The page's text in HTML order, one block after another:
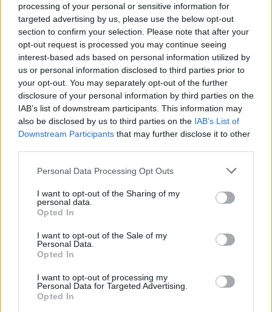
processing of your personal or sensitive information for
targeted advertising by us, please use the below opt-out
section to confirm your selection. Please note that after your
opt-out request is processed you may continue seeing
interest-based ads based on personal information utilized by
us or personal information disclosed to third parties prior to
your opt-out. You may separately opt-out of the further
disclosure of your personal information by third parties on the
IAB’s list of downstream participants. This information may
also be disclosed by us to third parties on the IAB’s List of
Downstream Participants that may further disclose it to other
Personal Data Processing Opt Outs
I want to opt-out of the Sharing of my
personal data.
Opted In
I want to opt-out of the Sale of my
Personal Data.
Opted In
I want to opt-out of processing my
Personal Data for Targeted Advertising.
Opted In
apgynė čempionų vardą
Žinios Lietuvos diena
Visi įrašai
Žiūrimiausi įrašai
Vaizdai iš tragiškos avarijos Vilniaus r.: dviejų moterų ir
Žinios | Lietuvos diena
00:00:57
Savaitės vidurys nusimato karštas: temperatūra kils iki
32 laipsnių šilumos
Žinios | Orai